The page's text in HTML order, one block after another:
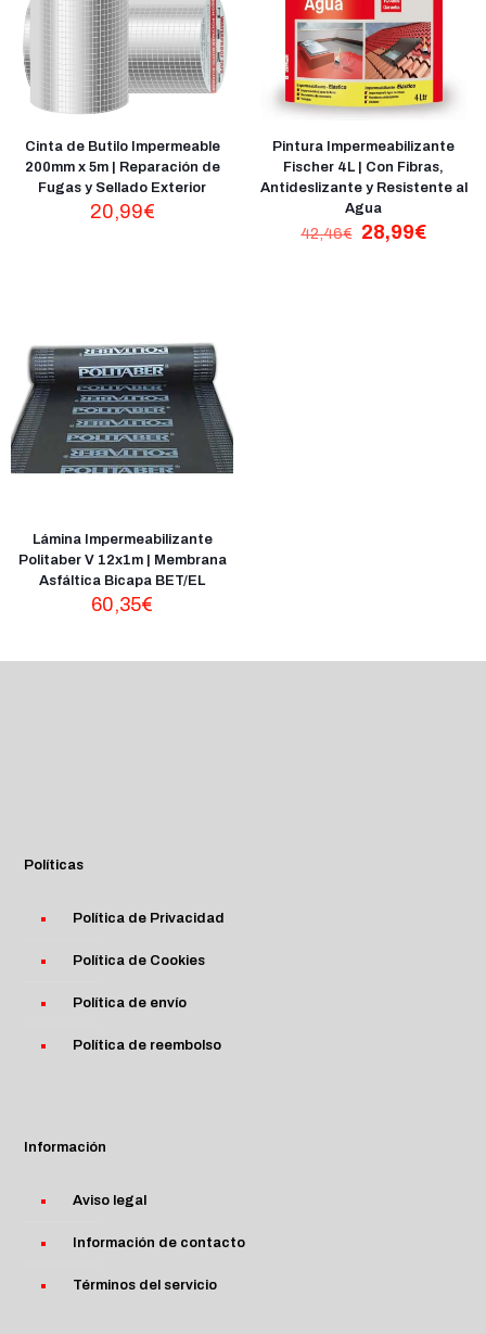
Cinta de Butilo Impermeable
200mm x 5m | Reparación de
Fugas y Sellado Exterior
20,99€
Pintura Impermeabilizante
Fischer 4L | Con Fibras,
Antideslizante y Resistente al
Agua
42,46€
El
28,99€El
Lámina Impermeabilizante
Politaber V 12x1m | Membrana
Asfáltica Bicapa BET/EL
60,35€
Políticas
Política de Privacidad
Política de Cookies
Política de envío
Política de reembolso
Información
Aviso legal
Información de contacto
Términos del servicio